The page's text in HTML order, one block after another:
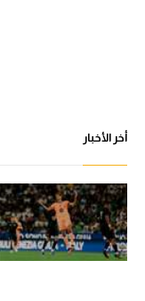
أخر الأخبار